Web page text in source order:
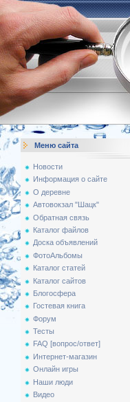
Меню сайта
Новости
Информация о сайте
О деревне
Автовокзал "Шацк"
Обратная связь
Каталог файлов
Доска объявлений
ФотоАльбомы
Каталог статей
Каталог сайтов
Блогосфера
Гостевая книга
Форум
Тесты
FAQ [вопрос/ответ]
Интернет-магазин
Онлайн игры
Наши люди
Видео